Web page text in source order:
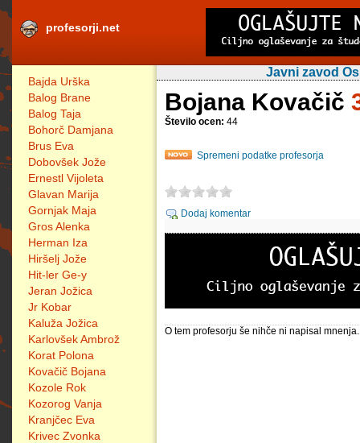
profesorji.net
Bajda Urška
Balog Brane
Balog Taja
Bohorč Damjana
Brus Eva
Dobovšek Jože
Ernestl Vijoleta
Glavan Marija
Gornjak Maja
Gros Alenka
Herman Iza
Hiršelj Jože
Hit-ler Ge-y
Jeran Jožica
Jr Kobar
Kaluža Jožica
Karlovšek Ambrož
Korat Polona
Kovačič Bojana
Kozole Rok
Kozorog Vanja
Kranjčec Eva
Krivec Zvonka
Javni zavod
Bojana Kovačič
Število ocen: 44
Spremeni podatke profesorja
Dodaj komentar
O tem profesorju še nihče ni napisal mnenja.